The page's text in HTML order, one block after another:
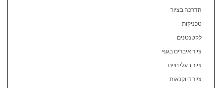
הדרכה בציור
טכניקות
לקטנטנים
ציור איברים בגוף
ציור בעלי חיים
ציור דיוקנאות